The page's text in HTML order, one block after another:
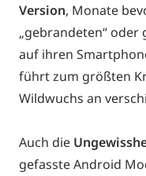
Version, Monate
„gebrandeten“ oder
auf ihren
führt zum größten
Wildwuchs an
Auch die
gefasste Android